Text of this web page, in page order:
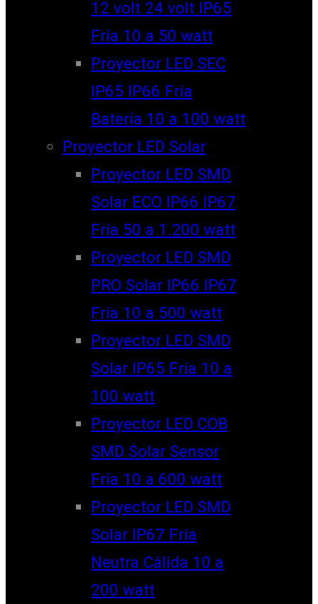
12 volt 24 volt IP65
Fría 10 a 50 watt
Proyector LED SEC
IP65 IP66 Fría
Batería 10 a 100 watt
Proyector LED Solar
Proyector LED SMD
Solar ECO IP66 IP67
Fría 50 a 1.200 watt
Proyector LED SMD
PRO Solar IP66 IP67
Fría 10 a 500 watt
Proyector LED SMD
Solar IP65 Fría 10 a
100 watt
Proyector LED COB
SMD Solar Sensor
Fría 10 a 600 watt
Proyector LED SMD
Solar IP67 Fría
Neutra Cálida 10 a
200 watt